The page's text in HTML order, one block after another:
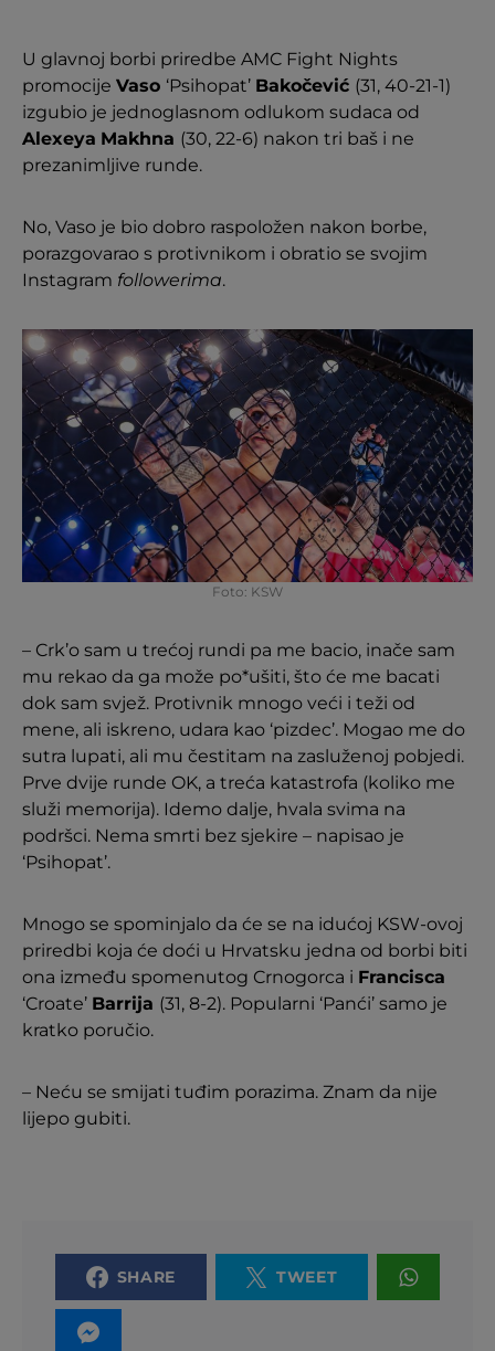
U glavnoj borbi priredbe AMC Fight Nights
promocije Vaso ‘Psihopat’ Bakočević (31, 40-21-1)
izgubio je jednoglasnom odlukom sudaca od
Alexeya Makhna (30, 22-6) nakon tri baš i ne
prezanimljive runde.
No, Vaso je bio dobro raspoložen nakon borbe,
porazgovarao s protivnikom i obratio se svojim
Instagram followerima.
Foto: KSW
– Crk’o sam u trećoj rundi pa me bacio, inače sam
mu rekao da ga može po*ušiti, što će me bacati
dok sam svjež. Protivnik mnogo veći i teži od
mene, ali iskreno, udara kao ‘pizdec’. Mogao me do
sutra lupati, ali mu čestitam na zasluženoj pobjedi.
Prve dvije runde OK, a treća katastrofa (koliko me
služi memorija). Idemo dalje, hvala svima na
podršci. Nema smrti bez sjekire – napisao je
‘Psihopat’.
Mnogo se spominjalo da će se na idućoj KSW-ovoj
priredbi koja će doći u Hrvatsku jedna od borbi biti
ona između spomenutog Crnogorca i Francisca
‘Croate’ Barrija (31, 8-2). Popularni ‘Panći’ samo je
kratko poručio.
– Neću se smijati tuđim porazima. Znam da nije
lijepo gubiti.
SHARE TWEET